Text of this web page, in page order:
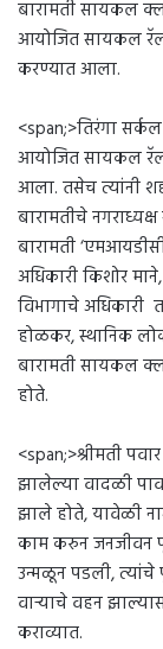
बारामती सायकल
आयोजित सायकल
करण्यात आला.
<span;>तिरंगा
आयोजित सायकल
आला. तसेच त्यांनी
बारामतीचे
बारामती
अधिकारी किशोर
विभागाचे
होळकर, स्थानिक
बारामती सायकल
होते.
<span;>श्रीमती
झालेल्या वादळी
झाले होते, यावेळी
काम करुन जनजीवन
उन्मळून पडली, त्यांचे
वाऱ्याचे वहन
कराव्यात.